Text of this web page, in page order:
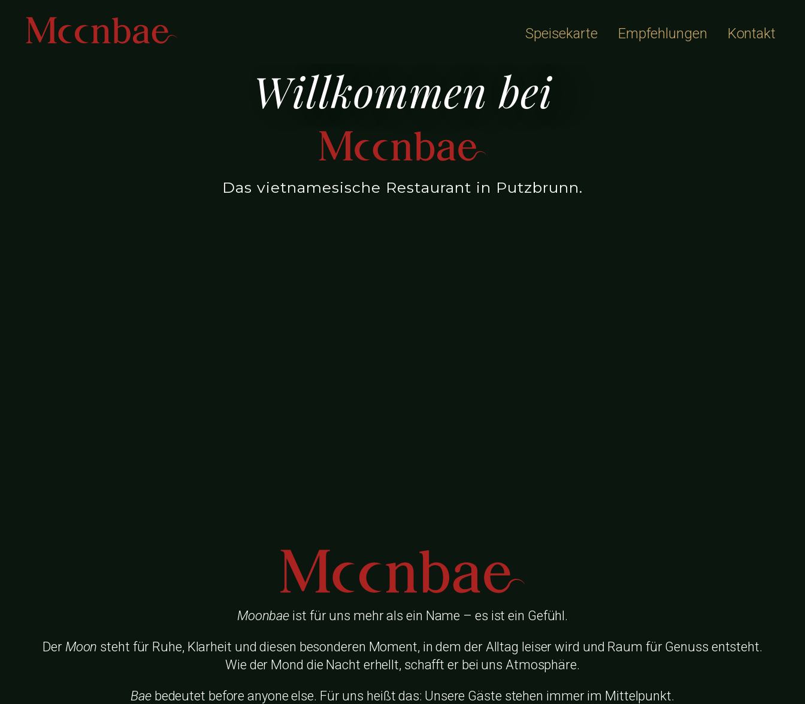
Speisekarte Empfehlungen Kontakt
Willkommen bei
Das vietnamesische Restaurant in Putzbrunn.
Moonbae ist für uns mehr als ein Name – es ist ein Gefühl.
Der Moon steht für Ruhe, Klarheit und diesen besonderen Moment, in dem der Alltag leiser wird und Raum für Genuss entsteht.
Wie der Mond die Nacht erhellt, schafft er bei uns Atmosphäre.
Baebedeutet before anyone else. Für uns heißt das: Unsere Gäste stehen immer im Mittelpunkt.